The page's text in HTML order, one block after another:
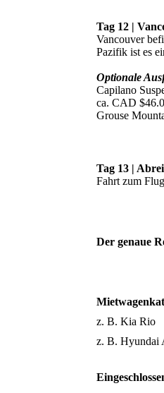
Tag 12 |
Vancouver
Pazifik ist es
Optionale
Capilano
ca. CAD
Grouse
Tag 13 |
Fahrt zum
Der genaue
z. B. Kia Rio
z. B. Hyundai